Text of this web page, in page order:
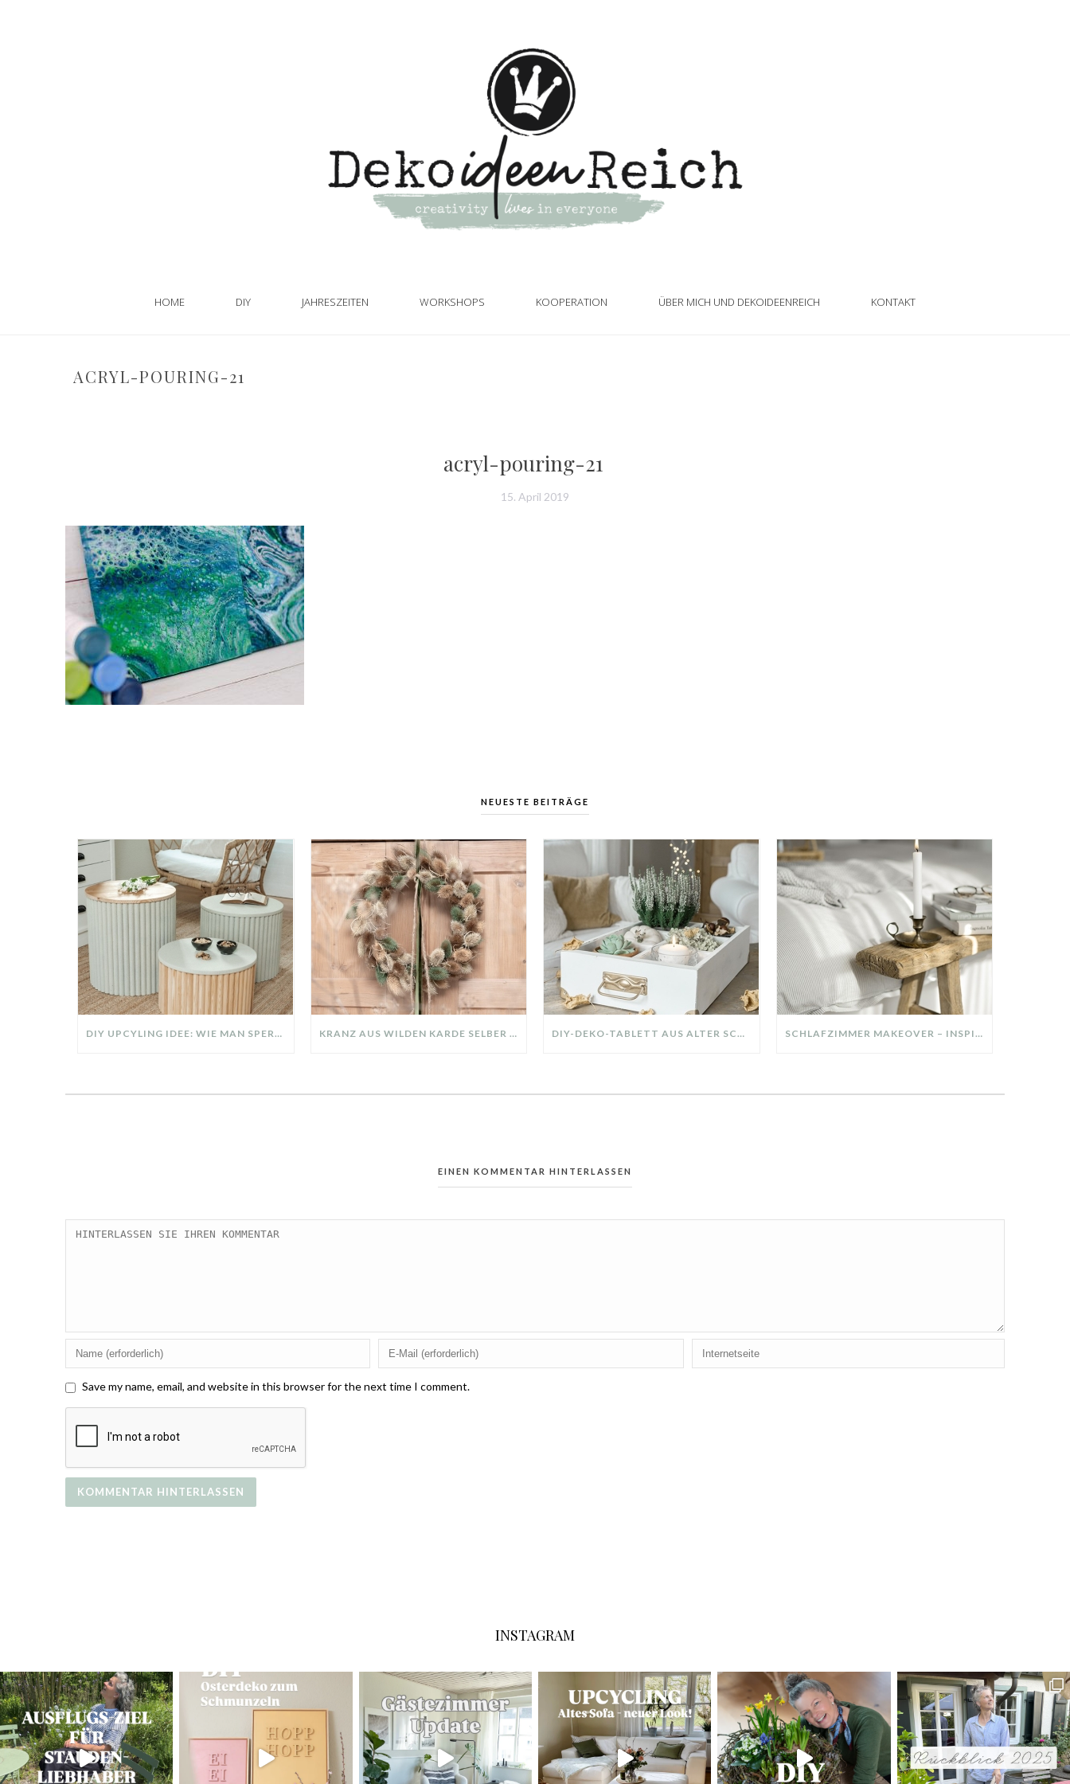
HOME DIY JAHRESZEITEN WORKSHOPS KOOPERATION ÜBER MICH UND DEKOIDEENREICH KONTAKT
ACRYL-POURING-21
acryl-pouring-21
15. April 2019
NEUESTE BEITRÄGE
DIY UPCYLING IDEE: WIE MAN SPERRMÜLL IN EIN DESIGNER TEIL VERWANDELT KRANZ AUS WILDEN KARDE SELBER MACHEN: HERBSTDEKO GANZ EINFACH DIY-DEKO-TABLETT AUS ALTER SCHUBLADE – NACHHALTIGE HERBSTDEKO SELBER MACHEN! SCHLAFZIMMER MAKEOVER – INSPIRATION FÜR DEIN SCHLAFZIMMER: AUS ALT MACH NEU – HELL, GEMÜTLICH UND EINLADEND
EINEN KOMMENTAR HINTERLASSEN
Save my name, email, and website in this browser for the next time I comment.
INSTAGRAM